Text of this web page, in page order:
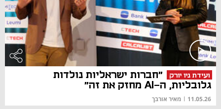
ועידת ניו יורק
"חברות ישראליות נולדות
גלובליות, ה-AI מחזק את זה"
11.05.26
| מאיר אורבך